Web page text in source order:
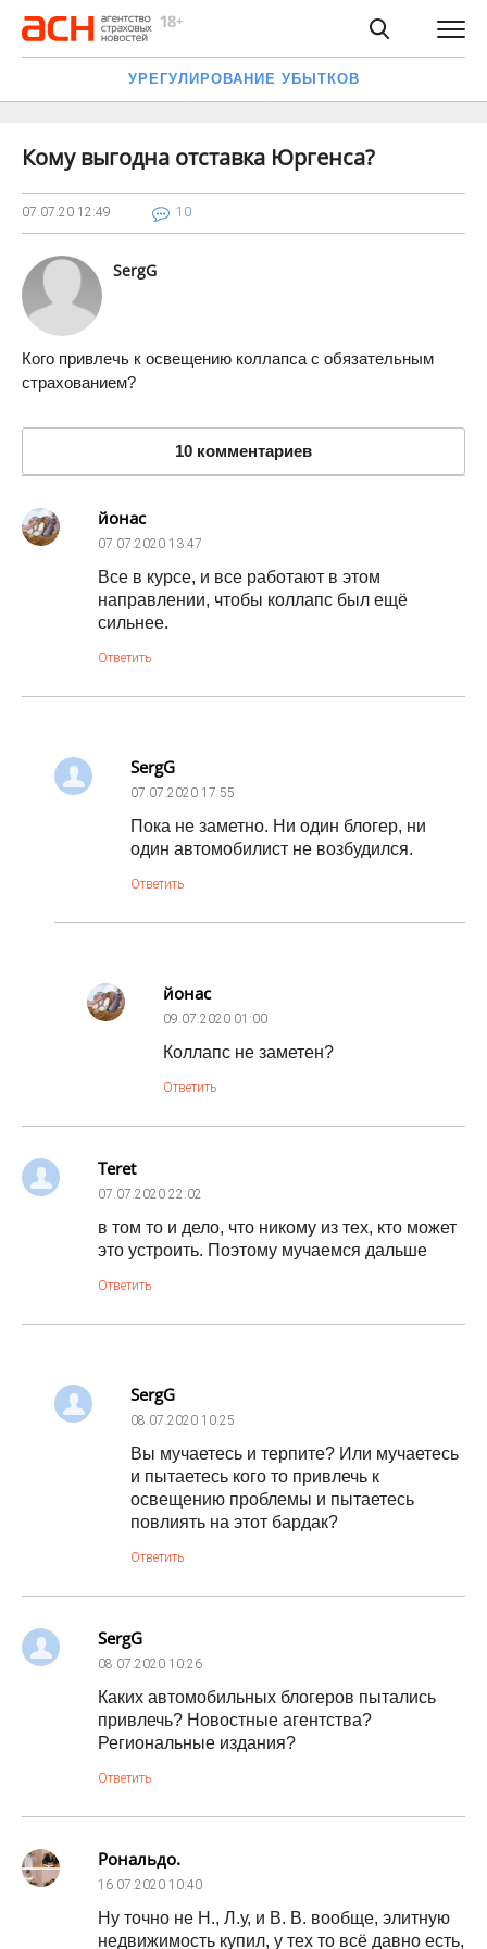
УРЕГУЛИРОВАНИЕ УБЫТКОВ
Кому выгодна отставка Юргенса?
07.07.20 12:49 10
SergG
Кого привлечь к освещению коллапса с обязательным
страхованием?
10 комментариев
йонас
07.07.2020 13:47
Все в курсе, и все работают в этом
направлении, чтобы коллапс был ещё
сильнее.
Ответить
SergG
07.07.2020 17:55
Пока не заметно. Ни один блогер, ни
один автомобилист не возбудился.
Ответить
йонас
09.07.2020 01:00
Коллапс не заметен?
Ответить
Teret
07.07.2020 22:02
в том то и дело, что никому из тех, кто может
это устроить. Поэтому мучаемся дальше
Ответить
SergG
08.07.2020 10:25
Вы мучаетесь и терпите? Или мучаетесь
и пытаетесь кого то привлечь к
освещению проблемы и пытаетесь
повлиять на этот бардак?
Ответить
SergG
08.07.2020 10:26
Каких автомобильных блогеров пытались
привлечь? Новостные агентства?
Региональные издания?
Ответить
Рональдо.
16.07.2020 10:40
Ну точно не Н., Л.у, и В. В. вообще, элитную
недвижимость купил, у тех то всё давно есть,